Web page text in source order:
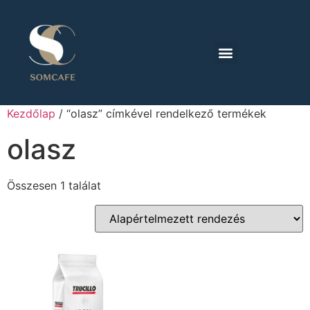
Kezdőlap / “olasz” címkével rendelkező termékek
olasz
Összesen 1 találat